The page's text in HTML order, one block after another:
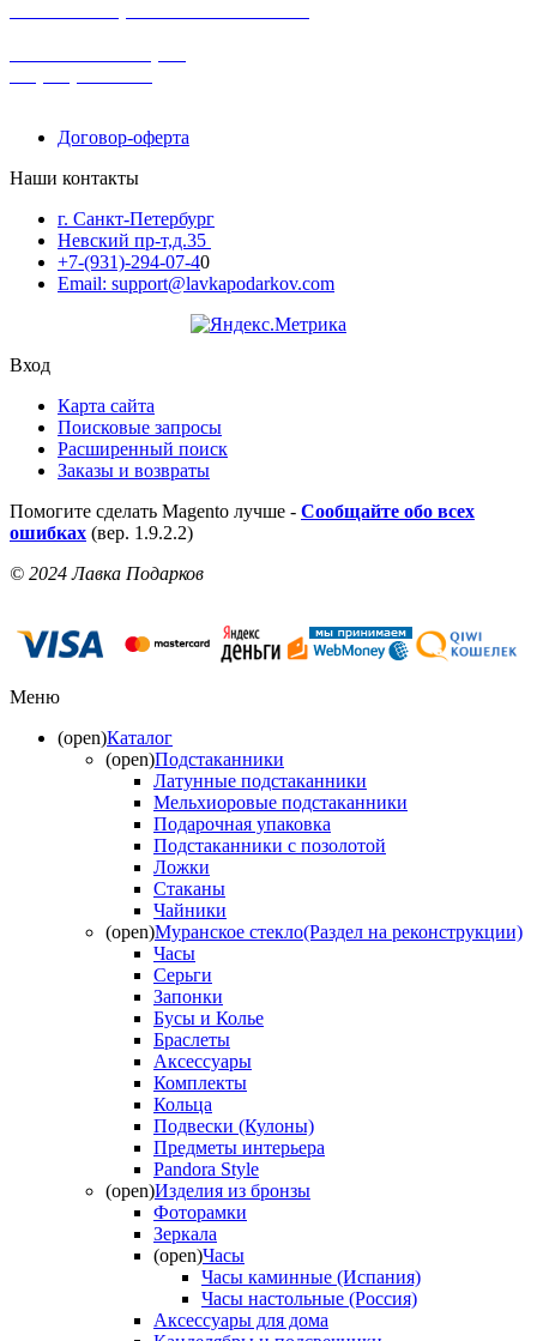
Договор-оферта
Наши контакты
г. Санкт-Петербург
Невский пр-т,д.35
+7-(931)-294-07-40
Email: support@lavkapodarkov.com
Вход
Карта сайта
Поисковые запросы
Расширенный поиск
Заказы и возвраты
Помогите сделать Magento лучше - Сообщайте обо всех
ошибках (вер. 1.9.2.2)
© 2024 Лавка Подарков
Меню
(open)Каталог
(open)Подстаканники
Латунные подстаканники
Мельхиоровые подстаканники
Подарочная упаковка
Подстаканники с позолотой
Ложки
Стаканы
Чайники
(open)Муранское стекло(Раздел на реконструкции)
Часы
Серьги
Запонки
Бусы и Колье
Браслеты
Аксессуары
Комплекты
Кольца
Подвески (Кулоны)
Предметы интерьера
Pandora Style
(open)Изделия из бронзы
Фоторамки
Зеркала
(open)Часы
Часы каминные (Испания)
Часы настольные (Россия)
Аксессуары для дома